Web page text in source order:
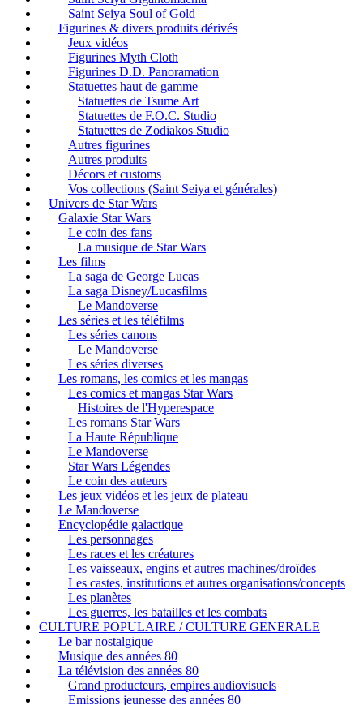
Saint Seiya Soul of Gold
Figurines & divers produits dérivés
Jeux vidéos
Figurines Myth Cloth
Figurines D.D. Panoramation
Statuettes haut de gamme
Statuettes de Tsume Art
Statuettes de F.O.C. Studio
Statuettes de Zodiakos Studio
Autres figurines
Autres produits
Décors et customs
Vos collections (Saint Seiya et générales)
Univers de Star Wars
Galaxie Star Wars
Le coin des fans
La musique de Star Wars
Les films
La saga de George Lucas
La saga Disney/Lucasfilms
Le Mandoverse
Les séries et les téléfilms
Les séries canons
Le Mandoverse
Les séries diverses
Les romans, les comics et les mangas
Les comics et mangas Star Wars
Histoires de l'Hyperespace
Les romans Star Wars
La Haute République
Le Mandoverse
Star Wars Légendes
Le coin des auteurs
Les jeux vidéos et les jeux de plateau
Le Mandoverse
Encyclopédie galactique
Les personnages
Les races et les créatures
Les vaisseaux, engins et autres machines/droïdes
Les castes, institutions et autres organisations/concepts
Les planètes
Les guerres, les batailles et les combats
CULTURE POPULAIRE / CULTURE GENERALE
Le bar nostalgique
Musique des années 80
La télévision des années 80
Grand producteurs, empires audiovisuels
Emissions jeunesse des années 80